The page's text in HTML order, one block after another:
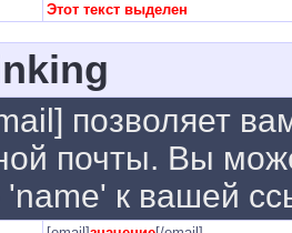
Этот текст выделен
позволяет
почты. Вы
'name' к вашей